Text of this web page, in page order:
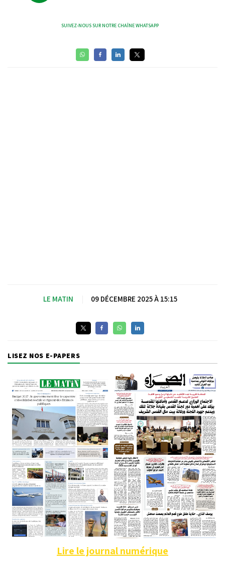
SUIVEZ-NOUS SUR NOTRE CHAÎNE WHATSAPP
LE MATIN 09 DÉCEMBRE 2025 À 15:15
LISEZ NOS E-PAPERS
Lire le journal numérique